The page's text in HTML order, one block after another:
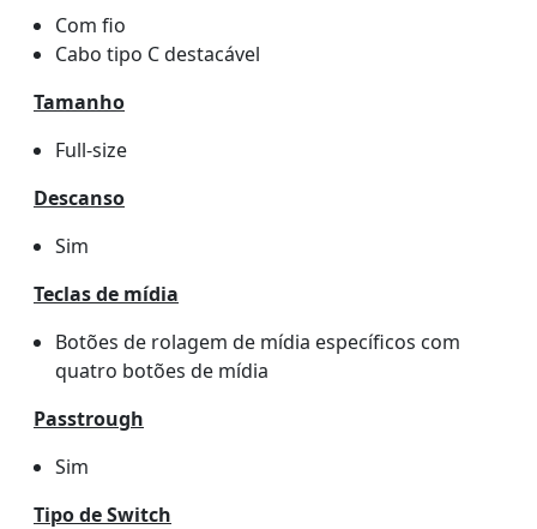
Com fio
Cabo tipo C destacável
Tamanho
Full-size
Descanso
Sim
Teclas de mídia
Botões de rolagem de mídia específicos com
quatro botões de mídia
Passtrough
Sim
Tipo de Switch